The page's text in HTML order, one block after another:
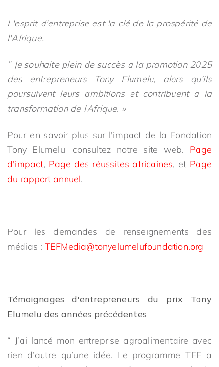
L'esprit d'entreprise est la clé de la prospérité de
l'Afrique.
” Je souhaite plein de succès à la promotion 2025
des entrepreneurs Tony Elumelu, alors qu’ils
poursuivent leurs ambitions et contribuent à la
transformation de l’Afrique. »
Pour en savoir plus sur l'impact de la Fondation
Tony Elumelu, consultez notre site web. Page
d'impact, Page des réussites africaines, et Page
du rapport annuel.
Pour les demandes de renseignements des
médias : TEFMedia@tonyelumelufoundation.org
Témoignages d'entrepreneurs du prix Tony
Elumelu des années précédentes
“ J’ai lancé mon entreprise agroalimentaire avec
rien d’autre qu’une idée. Le programme TEF a